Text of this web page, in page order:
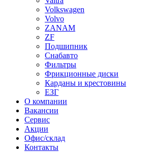
Volkswagen
Volvo
ZANAM
ZF
Подшипник
Снабавто
Фильтры
Фрикционные диски
Карданы и крестовины
ЕЗГ
О компании
Вакансии
Сервис
Акции
Офис/склад
Контакты